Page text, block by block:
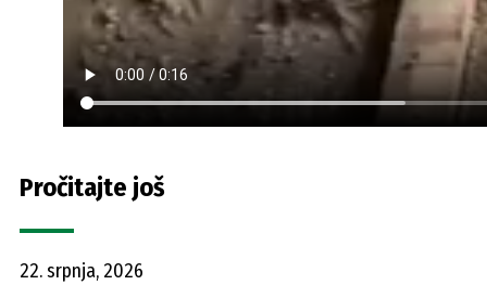
Pročitajte još
22. srpnja, 2026